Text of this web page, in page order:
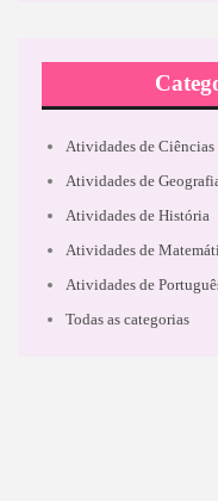
Atividades de Ciências
Atividades de
Atividades de História
Atividades de
Atividades de
Todas as categorias